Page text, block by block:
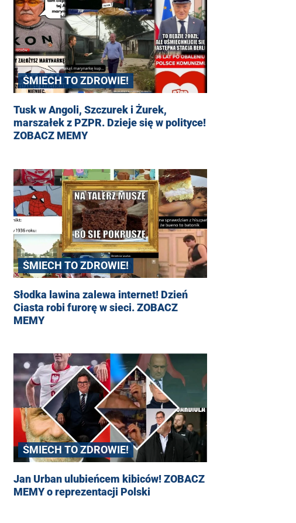
ŚMIECH TO ZDROWIE!
Tusk w Angoli, Szczurek i Żurek,
marszałek z PZPR. Dzieje się w polityce!
ZOBACZ MEMY
ŚMIECH TO ZDROWIE!
Słodka lawina zalewa internet! Dzień
Ciasta robi furorę w sieci. ZOBACZ
MEMY
ŚMIECH TO ZDROWIE!
Jan Urban ulubieńcem kibiców! ZOBACZ
MEMY o reprezentacji Polski